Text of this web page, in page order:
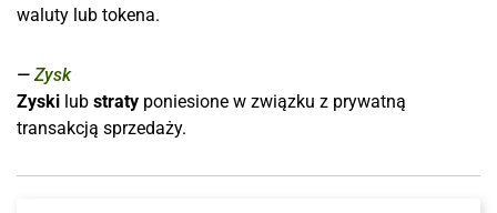
waluty lub tokena.
Zysk
Zyski lub straty poniesione w związku z prywatną
transakcją sprzedaży.